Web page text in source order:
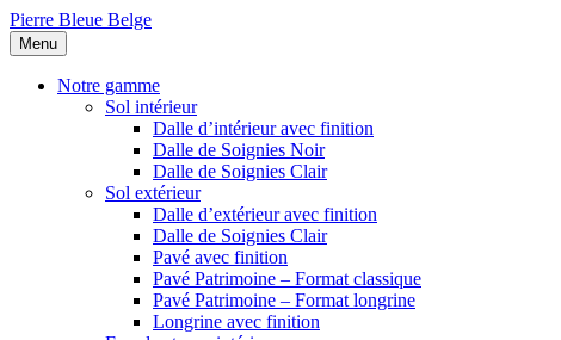
Pierre Bleue Belge
Menu
Notre gamme
Sol intérieur
Dalle d’intérieur avec finition
Dalle de Soignies Noir
Dalle de Soignies Clair
Sol extérieur
Dalle d’extérieur avec finition
Dalle de Soignies Clair
Pavé avec finition
Pavé Patrimoine – Format classique
Pavé Patrimoine – Format longrine
Longrine avec finition